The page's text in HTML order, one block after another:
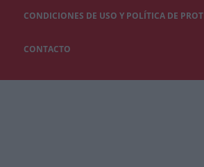
CONDICIONES DE USO Y POLÍTICA DE
CONTACTO